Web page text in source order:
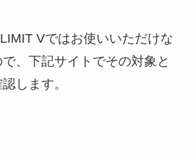
Vではお使いいただけな
、下記サイトでその対象と
します。